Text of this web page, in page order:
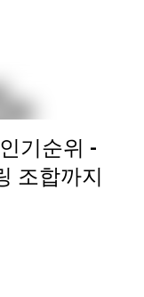
기순위 -
조합까지